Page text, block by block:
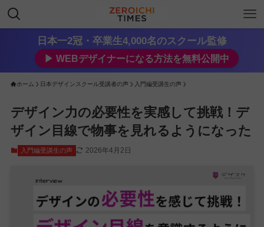
日本一2冠・卒業生4,000名のスクール監修
▶︎ WEBデザイナーになる方法を無料公開中
ホーム 日本デザインスクール受講者の声 入門編受講生の声
デザイン力の必要性を実感して挑戦！デ
ザイン目線で物事を見れるようになった
入門編受講生の声 2026年4月2日